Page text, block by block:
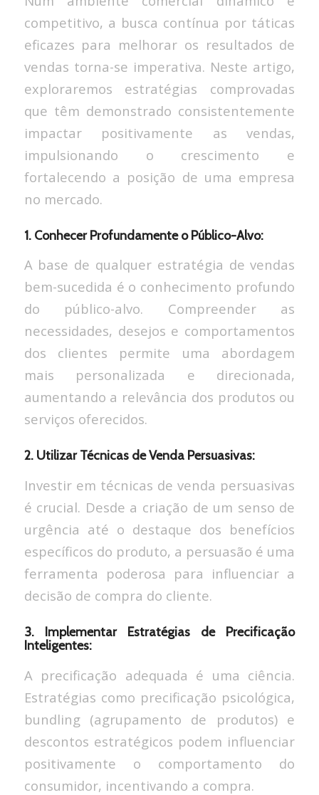
competitivo, a busca contínua por táticas
eficazes para melhorar os resultados de
vendas torna-se imperativa. Neste artigo,
exploraremos estratégias comprovadas
que têm demonstrado consistentemente
impactar positivamente as vendas,
impulsionando o crescimento e
fortalecendo a posição de uma empresa
no mercado.
1. Conhecer Profundamente o Público-Alvo:
A base de qualquer estratégia de vendas
bem-sucedida é o conhecimento profundo
do público-alvo. Compreender as
necessidades, desejos e comportamentos
dos clientes permite uma abordagem
mais personalizada e direcionada,
aumentando a relevância dos produtos ou
serviços oferecidos.
2. Utilizar Técnicas de Venda Persuasivas:
Investir em técnicas de venda persuasivas
é crucial. Desde a criação de um senso de
urgência até o destaque dos benefícios
específicos do produto, a persuasão é uma
ferramenta poderosa para influenciar a
decisão de compra do cliente.
3. Implementar Estratégias de Precificação
Inteligentes:
A precificação adequada é uma ciência.
Estratégias como precificação psicológica,
bundling (agrupamento de produtos) e
descontos estratégicos podem influenciar
positivamente o comportamento do
consumidor, incentivando a compra.